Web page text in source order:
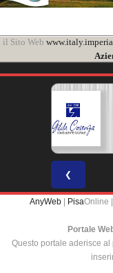
il Sito Web
❮
AnyWeb PisaOnline |
Portale
Questo portale aderisce al